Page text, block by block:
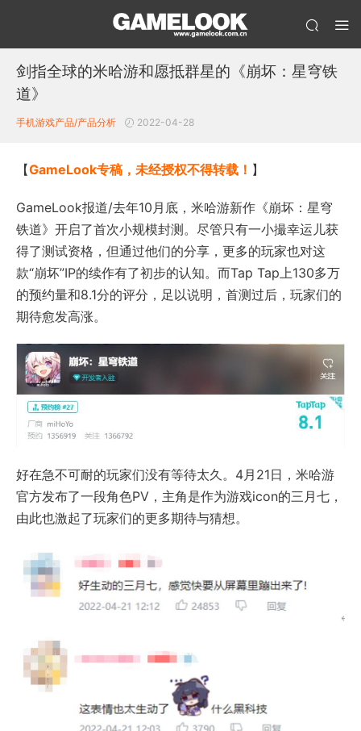
剑指全球的米哈游和愿抵群星的《崩坏：星穹铁
道》
手机游戏产品/产品分析 2022-04-28
【GameLook专稿，未经授权不得转载！ 】
GameLook报道/去年10月底，米哈游新作《崩坏：星穹
铁道》开启了首次小规模封测。尽管只有一小撮幸运儿获
得了测试资格，但通过他们的分享，更多的玩家也对这
款“崩坏”IP的续作有了初步的认知。而Tap Tap上130多万
的预约量和8.1分的评分，足以说明，首测过后，玩家们的
期待愈发高涨。
好在急不可耐的玩家们没有等待太久。4月21日，米哈游
官方发布了一段角色PV，主角是作为游戏icon的三月七，
由此也激起了玩家们的更多期待与猜想。